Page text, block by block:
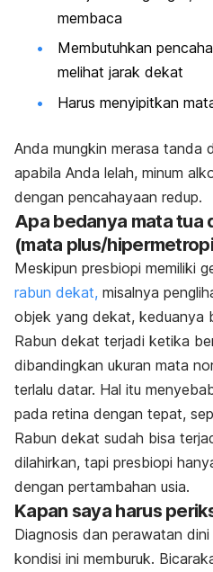
membaca
Membutuhkan
melihat jarak dekat
Harus menyipitkan
Anda mungkin merasa tanda
apabila Anda lelah, minum
dengan pencahayaan redup.
Apa bedanya mata tua
(mata plus/
Meskipun presbiopi memiliki
rabun dekat, misalnya
objek yang dekat, keduanya
Rabun dekat terjadi ketika
dibandingkan ukuran mata
terlalu datar. Hal itu
pada retina dengan tepat,
Rabun dekat sudah bisa
dilahirkan, tapi presbiopi
dengan pertambahan usia.
Kapan saya harus
Diagnosis dan perawatan
kondisi ini memburuk.